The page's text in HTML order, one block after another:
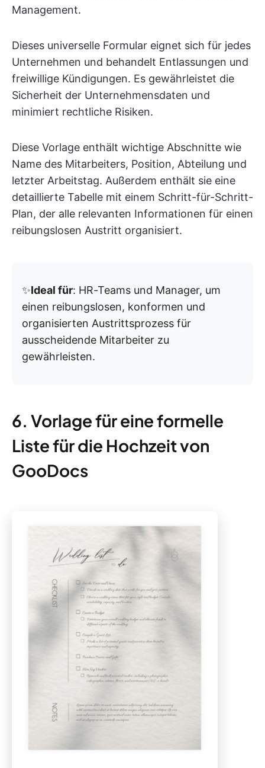
Management.
Dieses universelle Formular eignet sich für jedes
Unternehmen und behandelt Entlassungen und
freiwillige Kündigungen. Es gewährleistet die
Sicherheit der Unternehmensdaten und
minimiert rechtliche Risiken.
Diese Vorlage enthält wichtige Abschnitte wie
Name des Mitarbeiters, Position, Abteilung und
letzter Arbeitstag. Außerdem enthält sie eine
detaillierte Tabelle mit einem Schritt-für-Schritt-
Plan, der alle relevanten Informationen für einen
reibungslosen Austritt organisiert.
✨Ideal für: HR-Teams und Manager, um
einen reibungslosen, konformen und
organisierten Austrittsprozess für
ausscheidende Mitarbeiter zu
gewährleisten.
6. Vorlage für eine formelle
Liste für die Hochzeit von
GooDocs